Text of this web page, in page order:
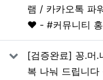
램 / 카카오톡 파
❤️ - #커뮤니티
[검증완료] 꽁.머.
복 나눠 드립니